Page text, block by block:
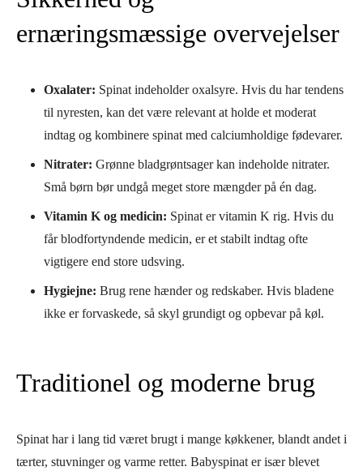
ernæringsmæssige overvejelser
Oxalater: Spinat indeholder oxalsyre. Hvis du har tendens
til nyresten, kan det være relevant at holde et moderat
indtag og kombinere spinat med calciumholdige fødevarer.
Nitrater: Grønne bladgrøntsager kan indeholde nitrater.
Små børn bør undgå meget store mængder på én dag.
Vitamin K og medicin: Spinat er vitamin K rig. Hvis du
får blodfortyndende medicin, er et stabilt indtag ofte
vigtigere end store udsving.
Hygiejne: Brug rene hænder og redskaber. Hvis bladene
ikke er forvaskede, så skyl grundigt og opbevar på køl.
Traditionel og moderne brug
Spinat har i lang tid været brugt i mange køkkener, blandt andet i
tærter, stuvninger og varme retter. Babyspinat er især blevet